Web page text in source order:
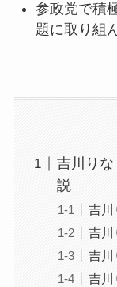
参政党で積
題に取り組
吉川り
説
吉川
吉川
吉川
吉川